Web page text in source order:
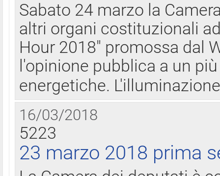
Sabato 24 marzo la
altri organi costituzionali
Hour 2018" promossa dal
l'opinione pubblica a un
energetiche.
16/03/2018
5223
23 marzo 2018 prima